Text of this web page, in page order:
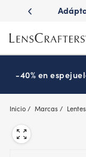
main
content
con
-40% en
Inicio Marcas